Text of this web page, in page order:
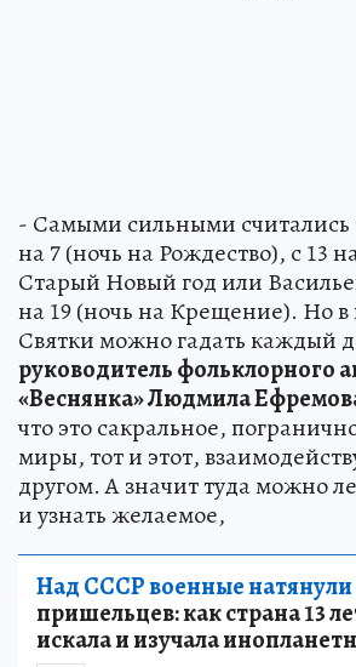
- Самыми сильными считались
на 7 (ночь на Рождество), с 13
Старый Новый год или
на 19 (ночь на Крещение). Но
Святки можно гадать каждый
руководитель фольклорного
«Веснянка» Людмила
что это сакральное,
миры, тот и этот,
другом. А значит туда можно
и узнать желаемое,
Над СССР военные натянули
пришельцев: как страна 13
искала и изучала